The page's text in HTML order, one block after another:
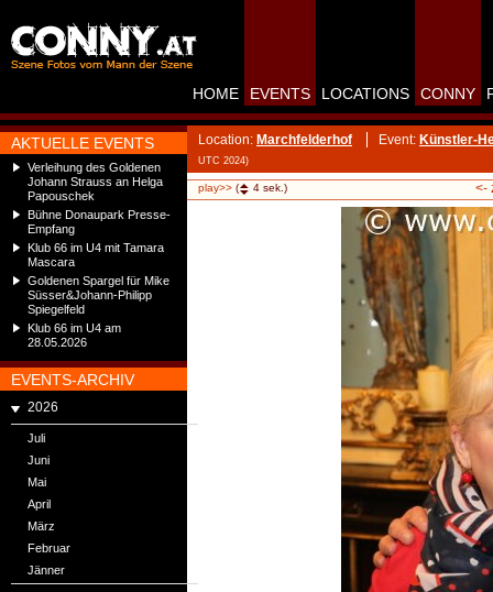
AKTUELLE EVENTS
Verleihung des Goldenen
Johann Strauss an Helga
Papouschek
Bühne Donaupark Presse-
Empfang
Klub 66 im U4 mit Tamara
Mascara
Goldenen Spargel für Mike
Süsser&Johann-Philipp
Spiegelfeld
Klub 66 im U4 am
28.05.2026
EVENTS-ARCHIV
2026
Juli
Juni
Mai
April
März
Februar
Jänner
HOME EVENTS LOCATIONS CONNY
Location: Marchfelderhof Event: Künstler-
UTC 2024)
play>> ( 4 sek.) <-